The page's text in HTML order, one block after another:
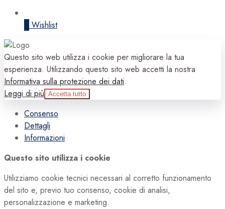
Wishlist
Questo sito web utilizza i cookie per migliorare la tua
esperienza. Utilizzando questo sito web accetti la nostra
Informativa sulla protezione dei dati.
Leggi di più Accetta tutto
Consenso
Dettagli
Informazioni
Questo sito utilizza i cookie
Utilizziamo cookie tecnici necessari al corretto funzionamento
del sito e, previo tuo consenso, cookie di analisi,
personalizzazione e marketing.